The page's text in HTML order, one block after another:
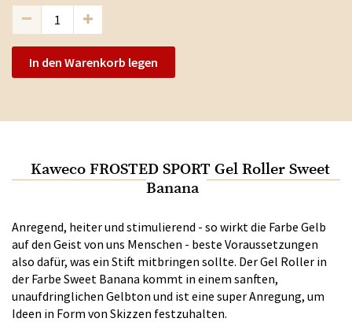
In den Warenkorb legen
Kaweco FROSTED SPORT Gel Roller Sweet
Banana
Anregend, heiter und stimulierend - so wirkt die Farbe Gelb
auf den Geist von uns Menschen - beste Voraussetzungen
also dafür, was ein Stift mitbringen sollte. Der Gel Roller in
der Farbe Sweet Banana kommt in einem sanften,
unaufdringlichen Gelbton und ist eine super Anregung, um
Ideen in Form von Skizzen festzuhalten.